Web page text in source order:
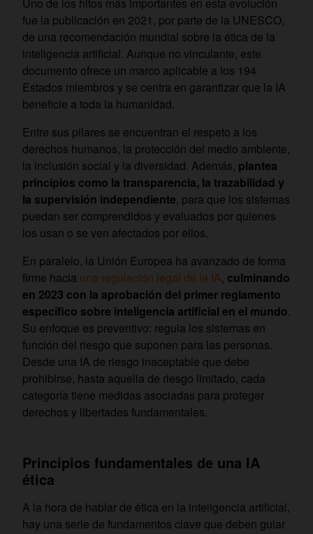
fue la publicación en 2021, por parte de la UNESCO,
de una recomendación mundial sobre la ética de la
inteligencia artificial. Aunque no vinculante, este
documento ofrece un marco aplicable a los 194
Estados miembros y se centra en garantizar que la IA
beneficie a toda la humanidad.
Entre sus pilares se encuentran el respeto a los
derechos humanos, la protección del medio ambiente,
la inclusión social y la diversidad. Además, plantea
principios como la transparencia, la trazabilidad y
la supervisión independiente, para que los sistemas
puedan ser comprendidos y evaluados por quienes
los usan o se ven afectados por ellos.
En paralelo, la Unión Europea ha avanzado de forma
firme hacia una regulación legal de la IA, culminando
en 2023 con la aprobación del primer reglamento
específico sobre inteligencia artificial en el mundo.
Su enfoque es preventivo: regula los sistemas en
función del riesgo que suponen para las personas.
Desde una IA de riesgo inaceptable que debe
prohibirse, hasta aquella de riesgo limitado, cada
categoría tiene medidas asociadas para proteger
derechos y libertades fundamentales.
Principios fundamentales de una IA
ética
A la hora de hablar de ética en la inteligencia artificial,
hay una serie de fundamentos clave que deben guiar